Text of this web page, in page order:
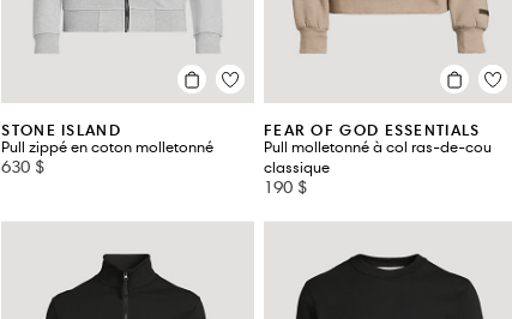
STONE ISLAND
Pull zippé en coton molletonné
630 $
FEAR OF GOD ESSENTIALS
Pull molletonné à col ras-de-cou
classique
190 $